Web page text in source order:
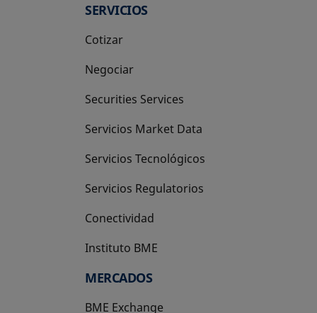
SERVICIOS
Cotizar
Negociar
Securities Services
Servicios Market Data
Servicios Tecnológicos
Servicios Regulatorios
Conectividad
Instituto BME
se abre en una pestaña nueva
MERCADOS
BME Exchange